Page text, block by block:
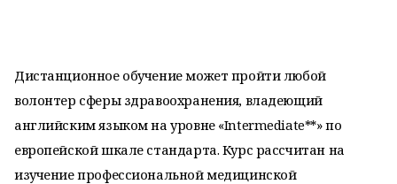
Дистанционное обучение может пройти любой
волонтер сферы здравоохранения, владеющий
английским языком на уровне «Intermediate**» по
европейской шкале стандарта. Курс рассчитан на
изучение профессиональной медицинской